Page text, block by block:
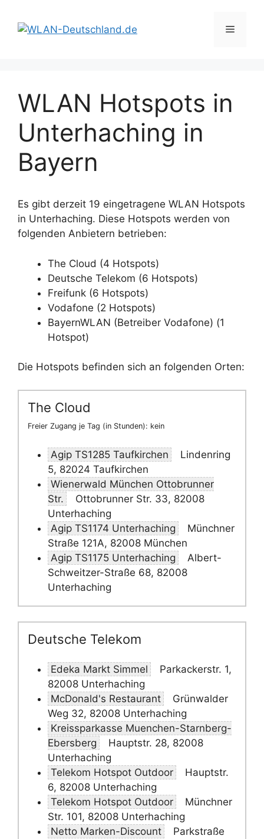
Inhalt
springen
Menü
WLAN Hotspots in
Unterhaching in
Bayern
Es gibt derzeit 19 eingetragene WLAN Hotspots
in Unterhaching. Diese Hotspots werden von
folgenden Anbietern betrieben:
The Cloud (4 Hotspots)
Deutsche Telekom (6 Hotspots)
Freifunk (6 Hotspots)
Vodafone (2 Hotspots)
BayernWLAN (Betreiber Vodafone) (1
Hotspot)
Die Hotspots befinden sich an folgenden Orten:
The Cloud
Freier Zugang je Tag (in Stunden): kein
Agip TS1285 Taufkirchen
Lindenring
5, 82024 Taufkirchen
Wienerwald München Ottobrunner
Str.
Ottobrunner Str. 33, 82008
Unterhaching
Agip TS1174 Unterhaching
Münchner
Straße 121A, 82008 München
Agip TS1175 Unterhaching
Albert-
Schweitzer-Straße 68, 82008
Unterhaching
Deutsche Telekom
Edeka Markt Simmel
Parkackerstr. 1,
82008 Unterhaching
McDonald's Restaurant
Grünwalder
Weg 32, 82008 Unterhaching
Kreissparkasse Muenchen-Starnberg-
Ebersberg
Hauptstr. 28, 82008
Unterhaching
Telekom Hotspot Outdoor
Hauptstr.
6, 82008 Unterhaching
Telekom Hotspot Outdoor
Münchner
Str. 101, 82008 Unterhaching
Netto Marken-Discount
Parkstraße